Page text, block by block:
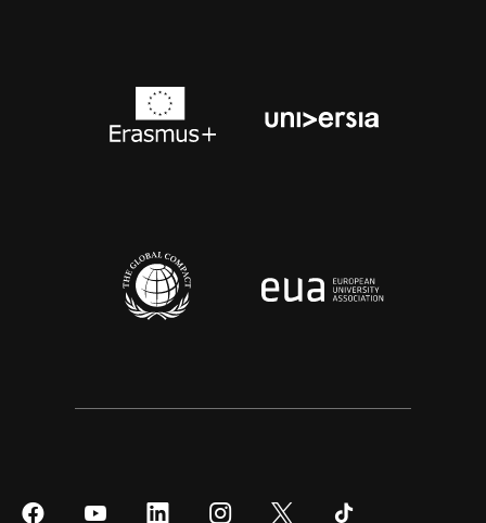
SíguenosSíguenos SíguenosSíguenos Síguenos